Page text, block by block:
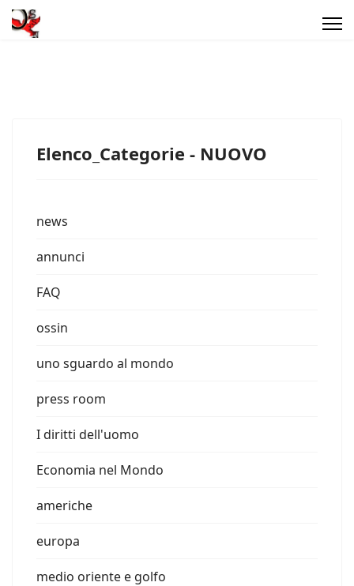
Elenco_Categorie - NUOVO
news
annunci
FAQ
ossin
uno sguardo al mondo
press room
I diritti dell'uomo
Economia nel Mondo
americhe
europa
medio oriente e golfo